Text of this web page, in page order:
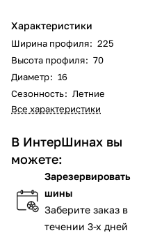
Характеристики
Ширина профиля: 225
Высота профиля: 70
Диаметр: 16
Сезонность: Летние
Все характеристики
В ИнтерШинах вы
можете:
Зарезервировать
шины
Заберите заказ в
течении 3-х дней